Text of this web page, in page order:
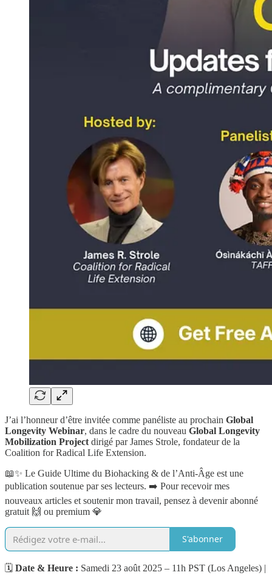
J’ai l’honneur d’être invitée comme panéliste au prochain Global
Longevity Webinar, dans le cadre du nouveau Global Longevity
Mobilization Project dirigé par James Strole, fondateur de la
Coalition for Radical Life Extension.
📖✨ Le Guide Ultime du Biohacking & de l’Anti-Âge est une
publication soutenue par ses lecteurs. ➡️ Pour recevoir mes
nouveaux articles et soutenir mon travail, pensez à devenir abonné
gratuit 🙌 ou premium 💎
S'abonner
🗓 Date & Heure : Samedi 23 août 2025 – 11h PST (Los Angeles) |